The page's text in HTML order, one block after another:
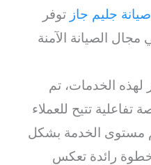
صيانة جليم جاز توفر
مجال الصيانة الآمنة
لهذه الخدمات، تم
تفاعلية تتيح للعملاء
مستوى الخدمة بشكل
خطوة رائدة تعكس